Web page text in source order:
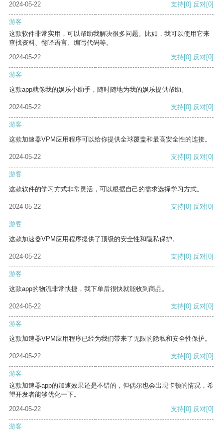
2024-05-22 支持[0] 反对[0]
游客
这款软件非常实用，可以帮助我解决很多问题。比如，我可以使用它来
查找资料、翻译语言、编写代码等。
2024-05-22
支持[0] 反对[0]
游客
这款app就像我的娱乐小助手，随时随地为我的娱乐提供帮助。
2024-05-22 支持[0] 反对[0]
游客
这款加速器VPM应用程序可以给你提供全球覆盖和最高安全性的连接。
2024-05-22 支持[0] 反对[0]
游客
这款软件的学习方式非常灵活，可以根据自己的需求选择学习方式。
2024-05-22 支持[0] 反对[0]
游客
这款加速器VPM应用程序提供了顶级的安全性和隐私保护。
2024-05-22 支持[0] 反对[0]
游客
这款app的物流非常快捷，我下单后很快就能收到商品。
2024-05-22 支持[0] 反对[0]
游客
这款加速器VPM应用程序已经为我们带来了无限的隐私和安全性保护。
2024-05-22 支持[0] 反对[0]
游客
这款加速器app的加速效果还是不错的，但偶尔也会出现卡顿的情况，希
望开发者能够优化一下。
2024-05-22
支持[0] 反对[0]
游客